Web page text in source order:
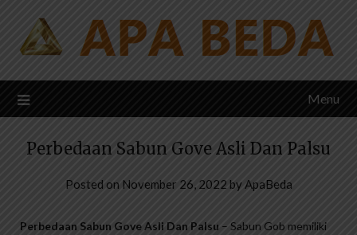
content
Menu
Perbedaan Sabun Gove Asli Dan Palsu
Posted on November 26, 2022 byApaBeda
Perbedaan Sabun Gove Asli Dan Palsu – Sabun Gob memiliki